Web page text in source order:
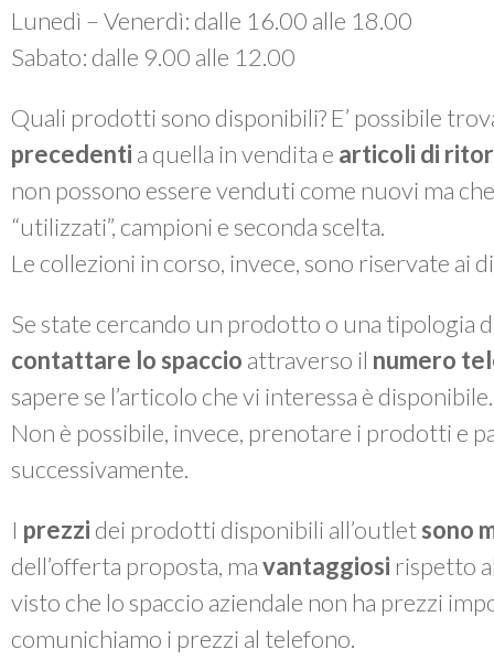
Lunedì – Venerdì: dalle 16.00 alle 18.00
Sabato: dalle 9.00 alle 12.00
Quali prodotti sono disponibili? E’ possibile
precedenti a quella in vendita e articoli di
non possono essere venduti come nuovi ma
“utilizzati”, campioni e seconda scelta.
Le collezioni in corso, invece, sono riservate ai
Se state cercando un prodotto o una tipologia
contattare lo spaccio attraverso il numero
sapere se l’articolo che vi interessa è disponibile.
Non è possibile, invece, prenotare i prodotti e
successivamente.
I prezzi dei prodotti disponibili all’outletsono
dell’offerta proposta, mavantaggiosi rispetto
visto che lo spaccio aziendale non ha prezzi
comunichiamo i prezzi al telefono.